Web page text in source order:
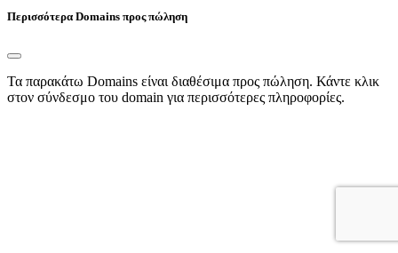
Περισσότερα Domains προς πώληση
Τα παρακάτω Domains είναι διαθέσιμα προς πώληση. Κάντε κλικ
στον σύνδεσμο του domain για περισσότερες πληροφορίες.